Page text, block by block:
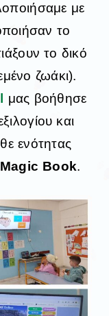
με
το
το δικό
ζωάκι).
μας βοήθησε
και
ενότητας
Book.